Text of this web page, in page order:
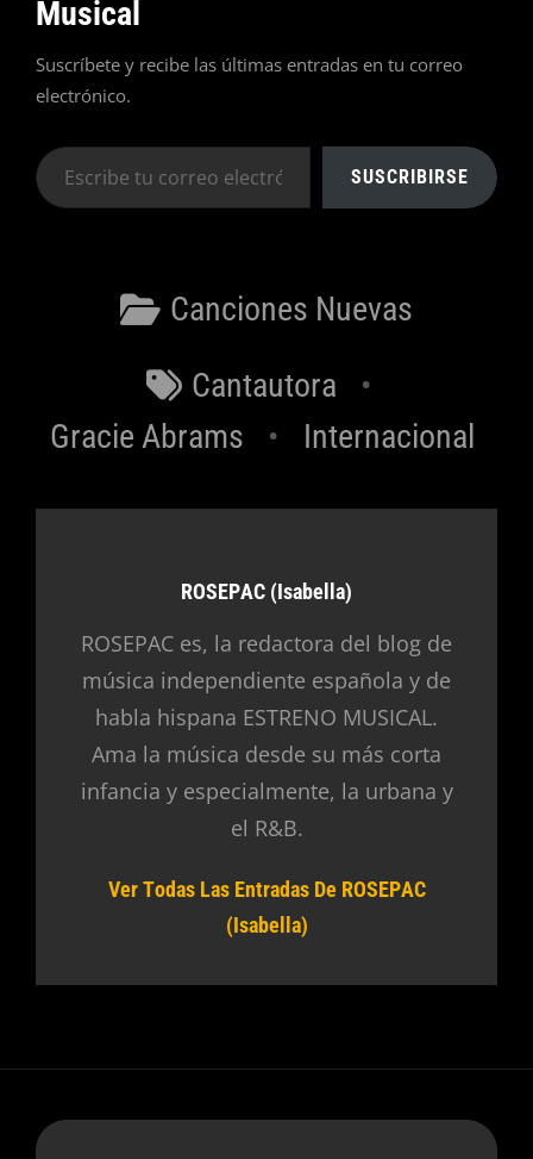
Musical
Suscríbete y recibe las últimas entradas en tu correo
electrónico.
Escribe
tu
SUSCRIBIRSE
Categorías
Canciones Nuevas
Etiquetas
Cantautora
Gracie Abrams
Internacional
Autor:
ROSEPAC (Isabella)
ROSEPAC es, la redactora del blog de
música independiente española y de
habla hispana ESTRENO MUSICAL.
Ama la música desde su más corta
infancia y especialmente, la urbana y
el R&B.
Ver Todas Las Entradas De ROSEPAC
(Isabella)